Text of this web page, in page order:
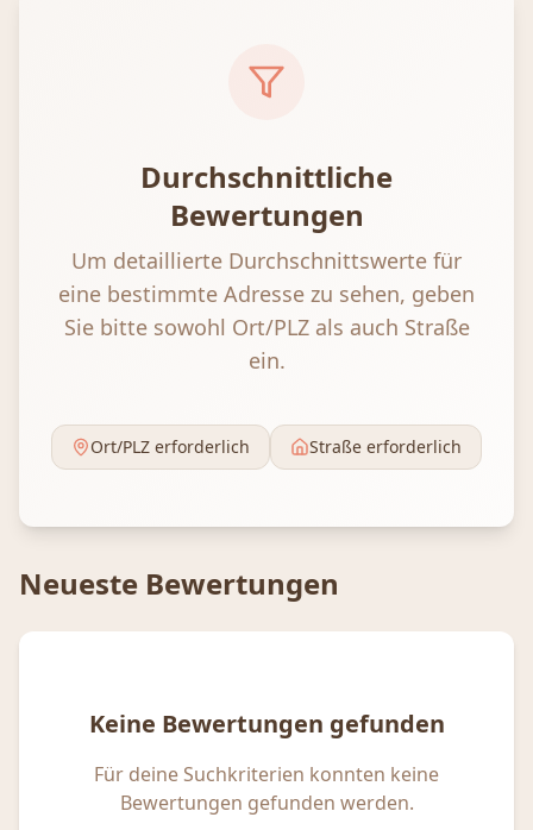
Durchschnittliche
Bewertungen
Um detaillierte Durchschnittswerte für
eine bestimmte Adresse zu sehen, geben
Sie bitte sowohl Ort/PLZ als auch Straße
ein.
Ort/PLZ erforderlich Straße erforderlich
Neueste Bewertungen
Keine Bewertungen gefunden
Für deine Suchkriterien konnten keine
Bewertungen gefunden werden.